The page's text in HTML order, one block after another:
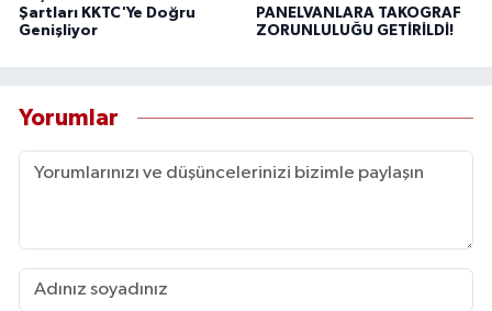
Şartları KKTC'Ye Doğru
Genişliyor
PANELVANLARA TAKOGRAF
ZORUNLULUĞU GETİRİLDİ!
Yorumlar